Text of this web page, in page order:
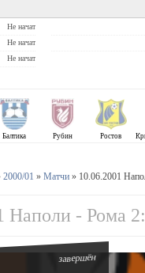
Не начат
Не начат
Не начат
Балтика Рубин Ростов
2000/01 » Матчи» 10.06.2001
Наполи - Рома
завершён